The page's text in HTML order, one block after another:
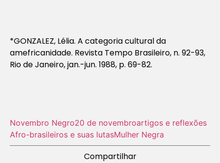
*GONZALEZ, Lélia. A categoria cultural da
amefricanidade. Revista Tempo Brasileiro, n. 92-93,
Rio de Janeiro, jan.-jun. 1988, p. 69-82.
Novembro Negro20 de novembroartigos e reflexões
Afro-brasileiros e suas lutasMulher Negra
Compartilhar